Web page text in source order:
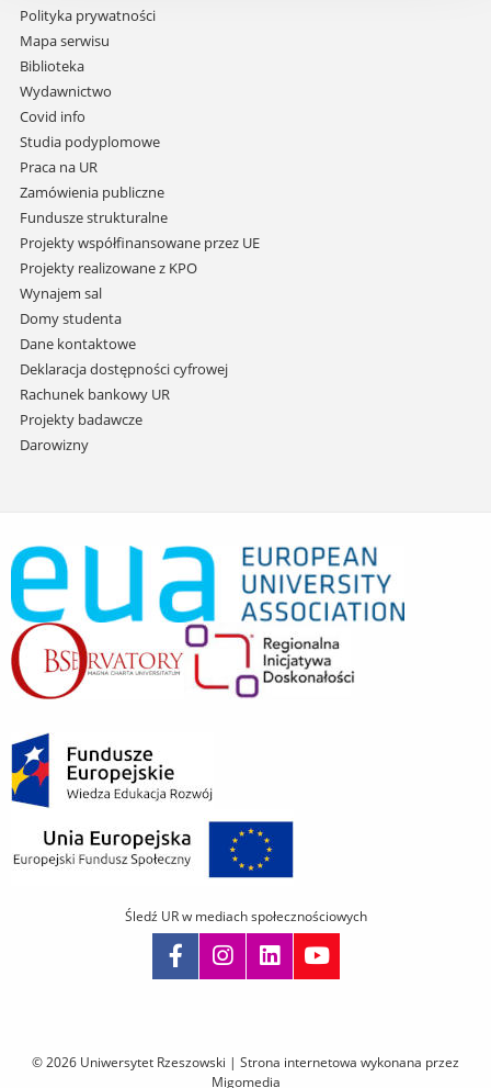
Pomiń
nawigację
i
przejdź
do
treści
Polityka prywatności
Mapa serwisu
Biblioteka
Wydawnictwo
Covid info
Studia podyplomowe
Praca na UR
Zamówienia publiczne
Fundusze strukturalne
Projekty współfinansowane przez UE
Projekty realizowane z KPO
Wynajem sal
Domy studenta
Dane kontaktowe
Deklaracja dostępności cyfrowej
Rachunek bankowy UR
Projekty badawcze
Darowizny
© 2026 Uniwersytet Rzeszowski | Strona internetowa wykonana przez
Migomedia
Śledź UR w mediach społecznościowych
i
przejdź